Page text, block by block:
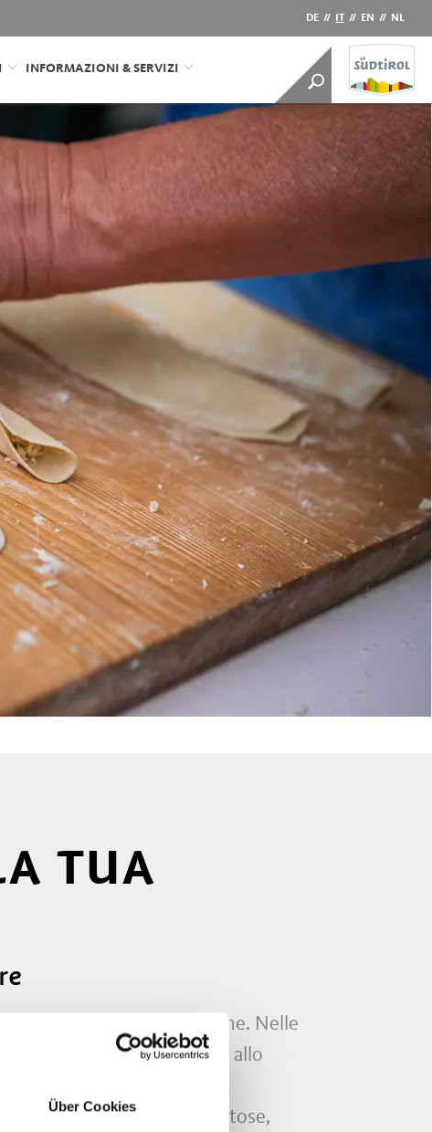
Über Cookies
DE // IT // EN // NL
INFORMAZIONI & SERVIZI
TUA
in piatti ricchi di tradizione. Nelle
di pane ai canederli allo
tipiche, semplici e gustose,